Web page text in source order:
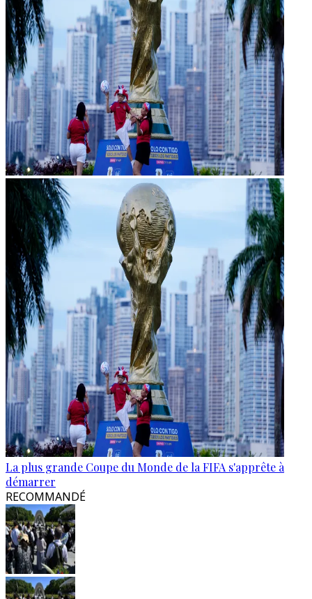
La plus grande Coupe du Monde de la FIFA s'apprête à
démarrer
RECOMMANDÉ